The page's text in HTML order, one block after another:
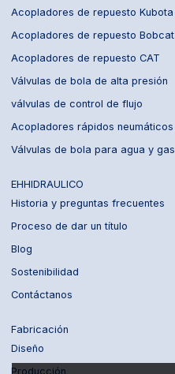
Acopladores de repuesto Kubota
Acopladores de repuesto Bobcat
Acopladores de repuesto CAT
Válvulas de bola de alta presión
válvulas de control de flujo
Acopladores rápidos neumáticos
Válvulas de bola para agua y gas
EHHIDRAULICO
Historia y preguntas frecuentes
Proceso de dar un título
Blog
Sostenibilidad
Contáctanos
Fabricación
Diseño
Producción